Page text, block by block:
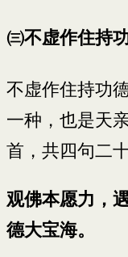
㈢不虚作住持
不虚作住持功
一种，也是天
首，共四句二
观佛本愿力，
德大宝海。